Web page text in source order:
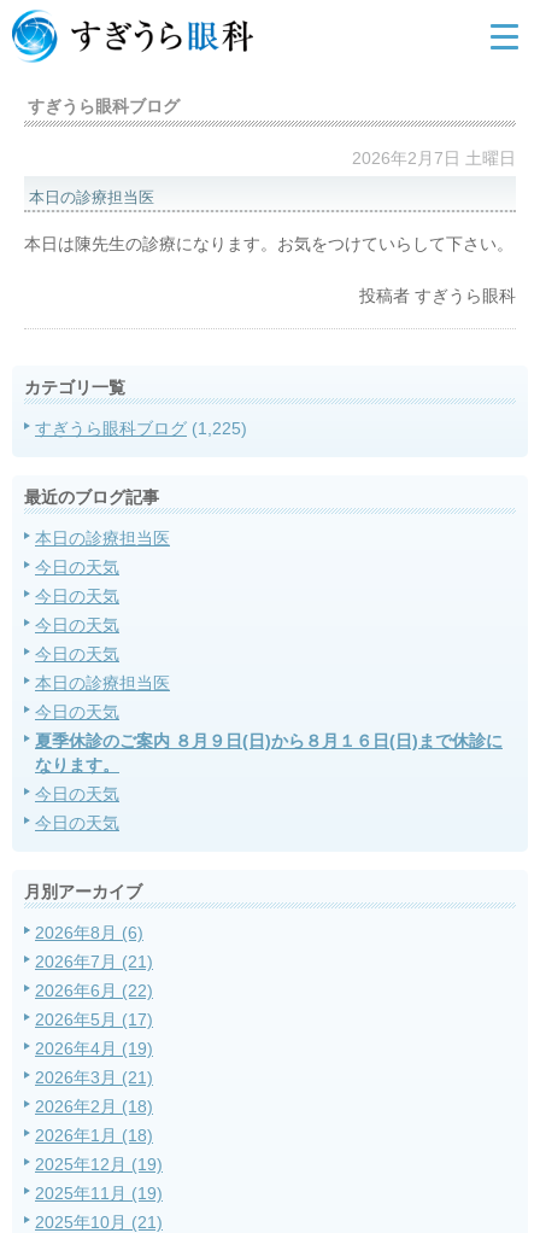
すぎうら眼科ブログ
2026年2月7日 土曜日
本日の診療担当医
本日は陳先生の診療になります。お気をつけていらして下さい。
投稿者 すぎうら眼科
カテゴリ一覧
すぎうら眼科ブログ (1,225)
最近のブログ記事
本日の診療担当医
今日の天気
今日の天気
今日の天気
今日の天気
本日の診療担当医
今日の天気
夏季休診のご案内 ８月９日(日)から８月１６日(日)まで休診に
なります。
今日の天気
今日の天気
月別アーカイブ
2026年8月 (6)
2026年7月 (21)
2026年6月 (22)
2026年5月 (17)
2026年4月 (19)
2026年3月 (21)
2026年2月 (18)
2026年1月 (18)
2025年12月 (19)
2025年11月 (19)
2025年10月 (21)